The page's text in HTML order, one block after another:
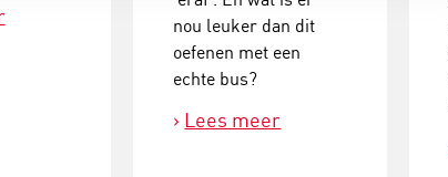
nou leuker dan dit
oefenen met een
echte bus?
Lees meer